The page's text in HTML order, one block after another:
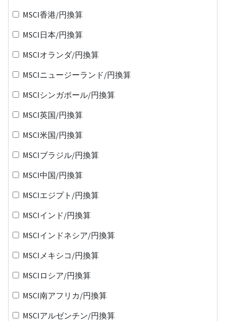
MSCI香港/円換算
MSCI日本/円換算
MSCIオランダ/円換算
MSCIニュージーランド/円換算
MSCIシンガポール/円換算
MSCI英国/円換算
MSCI米国/円換算
MSCIブラジル/円換算
MSCI中国/円換算
MSCIエジプト/円換算
MSCIインド/円換算
MSCIインドネシア/円換算
MSCIメキシコ/円換算
MSCIロシア/円換算
MSCI南アフリカ/円換算
MSCIアルゼンチン/円換算